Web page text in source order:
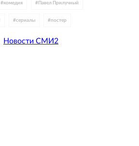
#комедия # Павел Прилучный
#сериалы #постер
Новости СМИ2